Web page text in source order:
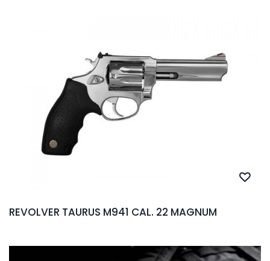
REVOLVER TAURUS M941 CAL. 22 MAGNUM